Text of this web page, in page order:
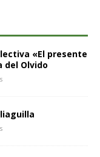
«El presente
del Olvido